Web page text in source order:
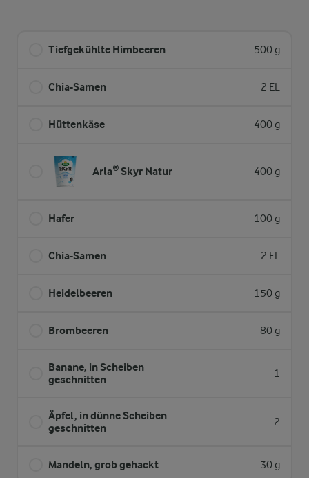
Tiefgekühlte Himbeeren 500 g
Chia-Samen 2 EL
Hüttenkäse 400 g
Arla® Skyr Natur 400 g
Hafer 100 g
Chia-Samen 2 EL
Heidelbeeren 150 g
Brombeeren 80 g
Banane, in Scheiben
geschnitten
1
Äpfel, in dünne Scheiben
geschnitten
2
Mandeln, grob gehackt 30 g